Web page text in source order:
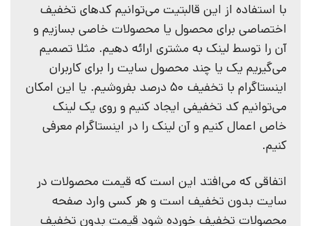
با استفاده از این قالبتیت می‌توانیم کدهای تخفیف
اختصاصی برای محصول یا محصولات خاصی بسازیم و
آن‌ را توسط لینک به مشتری ارائه دهیم. مثلا تصمیم
می‌گیریم یک یا چند محصول سایت را برای کاربران
اینستاگرام با تخفیف 50 درصد بفروشیم. یا این امکان
می‌توانیم کد تخفیفی ایجاد کنیم و روی یک لینک
خاص اعمال کنیم و آن لینک را در اینستاگرام معرفی
کنیم.
اتفاقی که می‌افتد این است که قیمت محصولات در
سایت بدون تخفیف است و هر کسی وارد صفحه
محصولات تخفیف خورده شود قیمت بدون تخفیف